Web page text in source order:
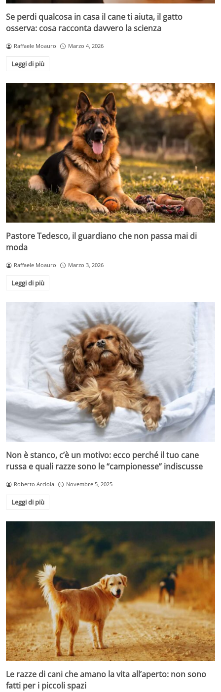
Se perdi qualcosa in casa il cane ti aiuta, il gatto
osserva: cosa racconta davvero la scienza
Raffaele Moauro Marzo 4, 2026
Leggi di più
Pastore Tedesco, il guardiano che non passa mai di
moda
Raffaele Moauro Marzo 3, 2026
Leggi di più
Non è stanco, c’è un motivo: ecco perché il tuo cane
russa e quali razze sono le “campionesse” indiscusse
Roberto Arciola Novembre 5, 2025
Leggi di più
Le razze di cani che amano la vita all’aperto: non sono
fatti per i piccoli spazi